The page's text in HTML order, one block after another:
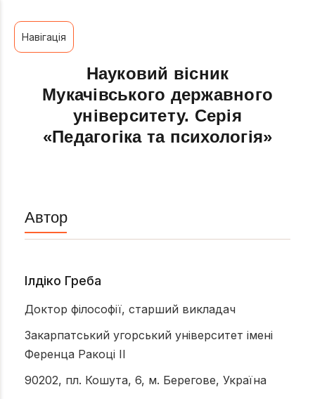
Навігація
Науковий вісник
Мукачівського державного
університету. Серія
«Педагогіка та психологія»
Автор
Ілдіко Греба
Доктор філософії, старший викладач
Закарпатський угорський університет імені
Ференца Ракоці ІІ
90202, пл. Кошута, 6, м. Берегове, Україна